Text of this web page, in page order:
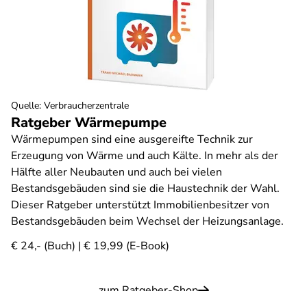
Ratgeber Wärmepumpe
Wärmepumpen sind eine ausgereifte Technik zur
Erzeugung von Wärme und auch Kälte. In mehr als der
Hälfte aller Neubauten und auch bei vielen
Bestandsgebäuden sind sie die Haustechnik der Wahl.
Dieser Ratgeber unterstützt Immobilienbesitzer von
Bestandsgebäuden beim Wechsel der Heizungsanlage.
€ 24,- (Buch) | € 19,99 (E-Book)
Quelle: Verbraucherzentrale